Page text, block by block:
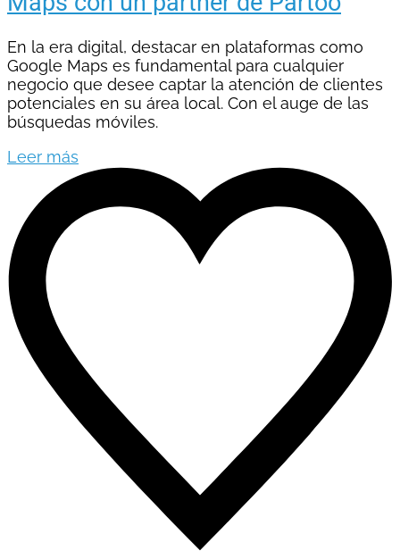
En la era digital, destacar en plataformas como
Google Maps es fundamental para cualquier
negocio que desee captar la atención de clientes
potenciales en su área local. Con el auge de las
búsquedas móviles.
Leer más